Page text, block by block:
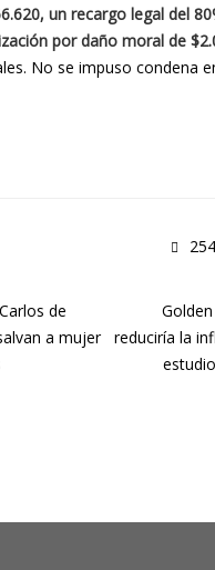
un recargo legal del
por daño moral de
No se impuso condena
254
de
a mujer
reduciría la